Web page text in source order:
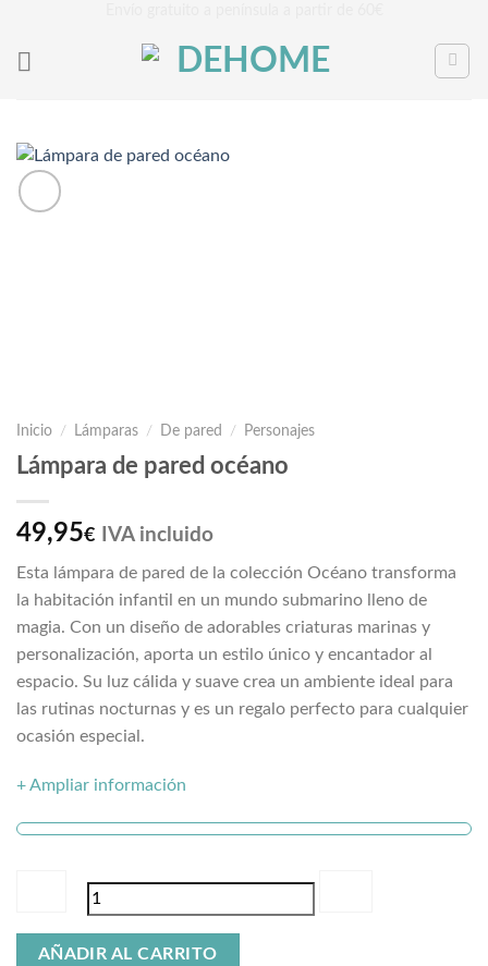
contenido
Inicio / Lámparas / De pared / Personajes
Lámpara de pared océano
49,95€ IVA incluido
Esta lámpara de pared de la colección Océano transforma
la habitación infantil en un mundo submarino lleno de
magia. Con un diseño de adorables criaturas marinas y
personalización, aporta un estilo único y encantador al
espacio. Su luz cálida y suave crea un ambiente ideal para
las rutinas nocturnas y es un regalo perfecto para cualquier
ocasión especial.
+ Ampliar información
Lámpara
AÑADIR AL CARRITO